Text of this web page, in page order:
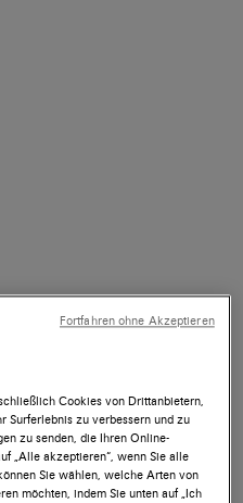
Cookies von Drittanbietern,
Surferlebnis zu verbessern und zu
zu senden, die Ihren Online-
„Alle akzeptieren“, wenn Sie alle
Sie wählen, welche Arten von
möchten, indem Sie unten auf „Ich
Fortfahren ohne Akzeptieren